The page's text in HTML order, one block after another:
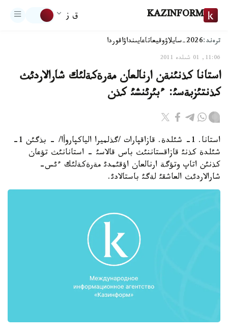
KAZINFORM ق ز
ترەند:2026-سايلاۋ وقيعاتاعايىنداۋاقوردا
11:06, 01 شىلدە 2011
استانا كذنئنةن ارنالعان مةرةكةلئك شارالاردئث
كذنتئزبةسئ: ءبئرئنشئ كذن
استانا. 1- شئلدة. قازاقپارات /گذلميرا الياكپاروأا/ - بذگئن 1-
شئلدة كذنئ قازاقستاننئث باس قالاسئ - استانانئث تؤعان
كذنئن اتاپ وتؤگة ارنالعان اؤقئمدئ مةرةكةلئك ءئس-
شارالاردئث العاشقئ لةگئ باستالادئ.